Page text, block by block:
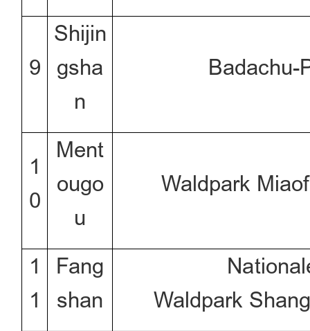
9
Shijin
gsha
n
Badachu-
1
0
Ment
ougo
u
Waldpark
1
1
Fang
shan
Waldpark